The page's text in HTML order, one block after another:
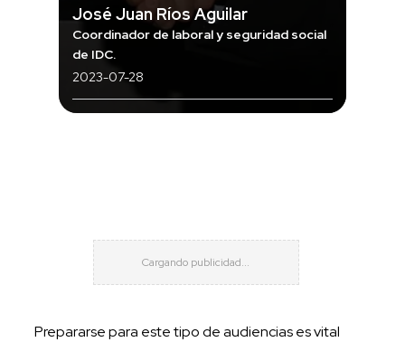
José Juan Ríos Aguilar
Coordinador de laboral y seguridad social
de IDC.
2023-07-28
Prepararse para este tipo de audiencias es vital